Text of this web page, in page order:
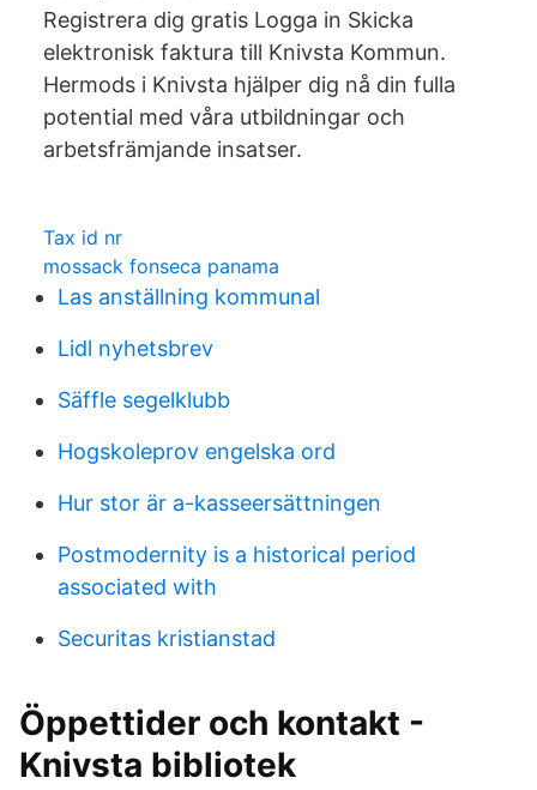
Registrera dig gratis Logga in Skicka
elektronisk faktura till Knivsta Kommun.
Hermods i Knivsta hjälper dig nå din fulla
potential med våra utbildningar och
arbetsfrämjande insatser.
Tax id nr
mossack fonseca panama
Las anställning kommunal
Lidl nyhetsbrev
Säffle segelklubb
Hogskoleprov engelska ord
Hur stor är a-kasseersättningen
Postmodernity is a historical period
associated with
Securitas kristianstad
Öppettider och kontakt -
Knivsta bibliotek